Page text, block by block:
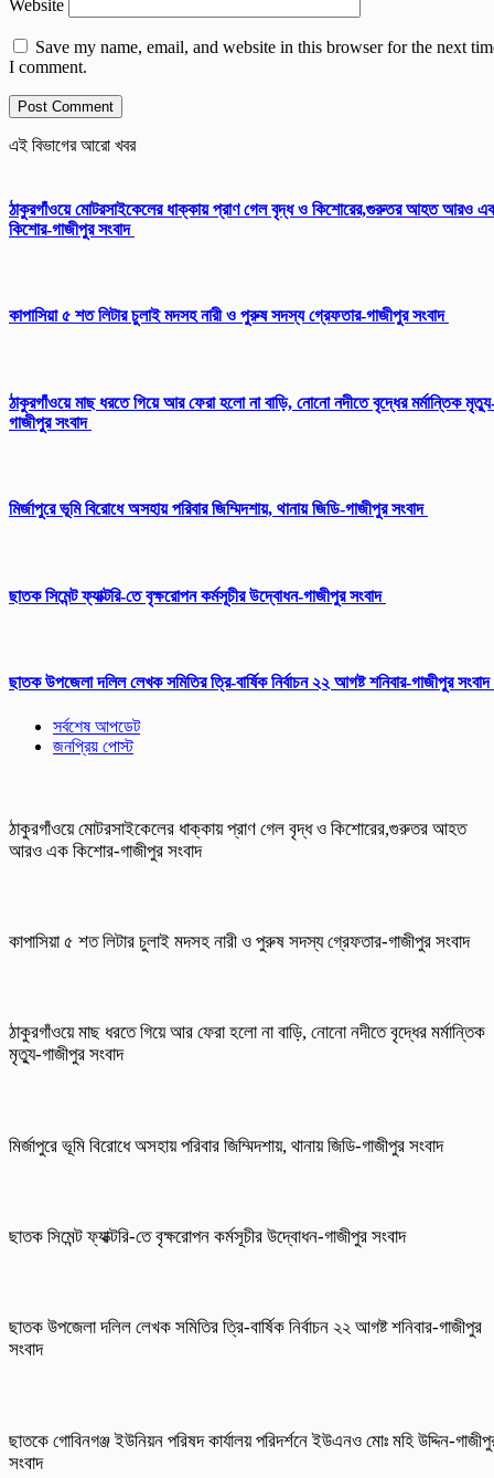
Website
Save my name, email, and website in this browser for the next
I comment.
এই বিভাগের আরো খবর
ঠাকুরগাঁওয়ে মোটরসাইকেলের ধাক্কায় প্রাণ গেল বৃদ্ধ ও কিশোরের,গুরুতর আহত আরও
কিশোর-গাজীপুর সংবাদ
কাপাসিয়া ৫ শত লিটার চুলাই মদসহ নারী ও পুরুষ সদস্য গ্রেফতার-গাজীপুর সংবাদ
ঠাকুরগাঁওয়ে মাছ ধরতে গিয়ে আর ফেরা হলো না বাড়ি, নোনো নদীতে বৃদ্ধের মর্মান্তিক
গাজীপুর সংবাদ
মির্জাপুরে ভূমি বিরোধে অসহায় পরিবার জিম্মিদশায়, থানায় জিডি-গাজীপুর সংবাদ
ছাতক সিমেন্ট ফ্যাক্টরি-তে বৃক্ষরোপন কর্মসূচীর উদ্বোধন-গাজীপুর সংবাদ
ছাতক উপজেলা দলিল লেখক সমিতির ত্রি-বার্ষিক নির্বাচন ২২ আগষ্ট শনিবার-গাজীপুর সংবাদ
সর্বশেষ আপডেট
জনপ্রিয় পোস্ট
ঠাকুরগাঁওয়ে মোটরসাইকেলের ধাক্কায় প্রাণ গেল বৃদ্ধ ও কিশোরের,গুরুতর আহত
আরও এক কিশোর-গাজীপুর সংবাদ
কাপাসিয়া ৫ শত লিটার চুলাই মদসহ নারী ও পুরুষ সদস্য গ্রেফতার-গাজীপুর সংবাদ
ঠাকুরগাঁওয়ে মাছ ধরতে গিয়ে আর ফেরা হলো না বাড়ি, নোনো নদীতে বৃদ্ধের মর্মান্তিক
মৃত্যু-গাজীপুর সংবাদ
মির্জাপুরে ভূমি বিরোধে অসহায় পরিবার জিম্মিদশায়, থানায় জিডি-গাজীপুর সংবাদ
ছাতক সিমেন্ট ফ্যাক্টরি-তে বৃক্ষরোপন কর্মসূচীর উদ্বোধন-গাজীপুর সংবাদ
ছাতক উপজেলা দলিল লেখক সমিতির ত্রি-বার্ষিক নির্বাচন ২২ আগষ্ট শনিবার-গাজীপুর
সংবাদ
ছাতকে গোবিনগঞ্জ ইউনিয়ন পরিষদ কার্যালয় পরিদর্শনে ইউএনও মোঃ মহি উদ্দিন-
সংবাদ